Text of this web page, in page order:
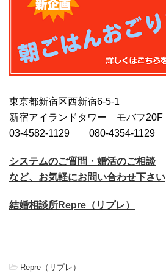
東京都新宿区西新宿6-5-1
新宿アイランドタワー モバフ20F
03-4582-1129 080-4354-1129
システムのご質問・婚活のご相談
など、お気軽にお問い合わせ下さい
結婚相談所Repre（リプレ）
-Repre（リプレ）